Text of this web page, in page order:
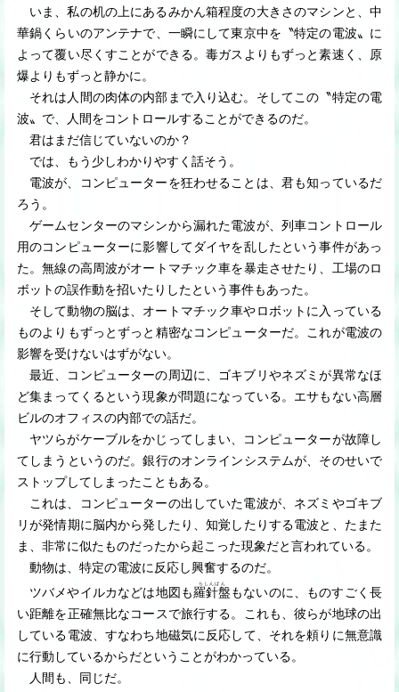
いま、私の机の上にあるみかん箱程度の大きさのマシンと、中
華鍋くらいのアンテナで、一瞬にして東京中を〝特定の電波〟に
よって覆い尽くすことができる。毒ガスよりもずっと素速く、原
爆よりもずっと静かに。
それは人間の肉体の内部まで入り込む。そしてこの〝特定の電
波〟で、人間をコントロールすることができるのだ。
君はまだ信じていないのか？
では、もう少しわかりやすく話そう。
電波が、コンピューターを狂わせることは、君も知っているだ
ろう。
ゲームセンターのマシンから漏れた電波が、列車コントロール
用のコンピューターに影響してダイヤを乱したという事件があっ
た。無線の高周波がオートマチック車を暴走させたり、工場のロ
ボットの誤作動を招いたりしたという事件もあった。
そして動物の脳は、オートマチック車やロボットに入っている
ものよりもずっとずっと精密なコンピューターだ。これが電波の
影響を受けないはずがない。
最近、コンピューターの周辺に、ゴキブリやネズミが異常なほ
ど集まってくるという現象が問題になっている。エサもない高層
ビルのオフィスの内部での話だ。
ヤツらがケーブルをかじってしまい、コンピューターが故障し
てしまうというのだ。銀行のオンラインシステムが、そのせいで
ストップしてしまったこともある。
これは、コンピューターの出していた電波が、ネズミやゴキブ
リが発情期に脳内から発したり、知覚したりする電波と、たまた
ま、非常に似たものだったから起こった現象だと言われている。
動物は、特定の電波に反応し興奮するのだ。
ツバメやイルカなどは地図も羅針盤
らしんばん
もないのに、ものすごく長
い距離を正確無比なコースで旅行する。これも、彼らが地球の出
している電波、すなわち地磁気に反応して、それを頼りに無意識
に行動しているからだということがわかっている。
人間も、同じだ。